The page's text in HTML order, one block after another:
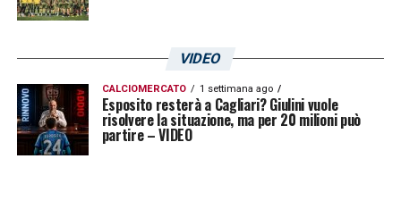
VIDEO
CALCIOMERCATO 1 settimana ago
Esposito resterà a Cagliari? Giulini vuole
risolvere la situazione, ma per 20 milioni può
partire – VIDEO